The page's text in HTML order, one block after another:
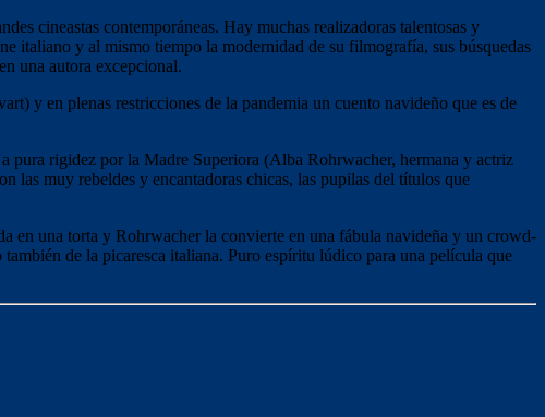
cineastas contemporáneas. Hay muchas realizadoras talentosas y
italiano y al mismo tiempo la modernidad de su filmografía, sus búsquedas
una autora excepcional.
y en plenas restricciones de la pandemia un cuento navideño que es de
pura rigidez por la Madre Superiora (Alba Rohrwacher, hermana y actriz
las muy rebeldes y encantadoras chicas, las pupilas del títulos que
en una torta y Rohrwacher la convierte en una fábula navideña y un crowd-
de la picaresca italiana. Puro espíritu lúdico para una película que